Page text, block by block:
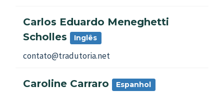
Carlos Eduardo Meneghetti
Scholles
Inglês
contato@tradutoria.net
Caroline Carraro Espanhol